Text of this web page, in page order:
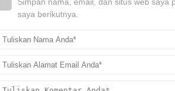
Simpan nama, email, dan situs web saya
saya berikutnya.